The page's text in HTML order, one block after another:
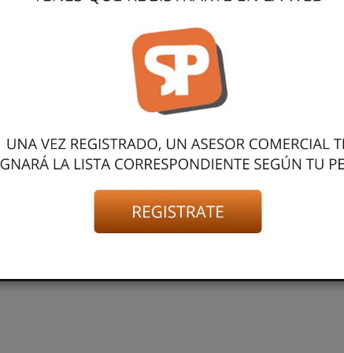
Botón de Arrepentimiento
| C. 34 N° 728, Avellaneda, Santa Fe | Tel:
spindumentaria@servipack.com.ar|www.spindumentaria.com